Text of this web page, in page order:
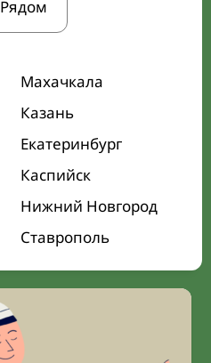
Рядом
Махачкала
Казань
Екатеринбург
Каспийск
Нижний Новгород
Ставрополь